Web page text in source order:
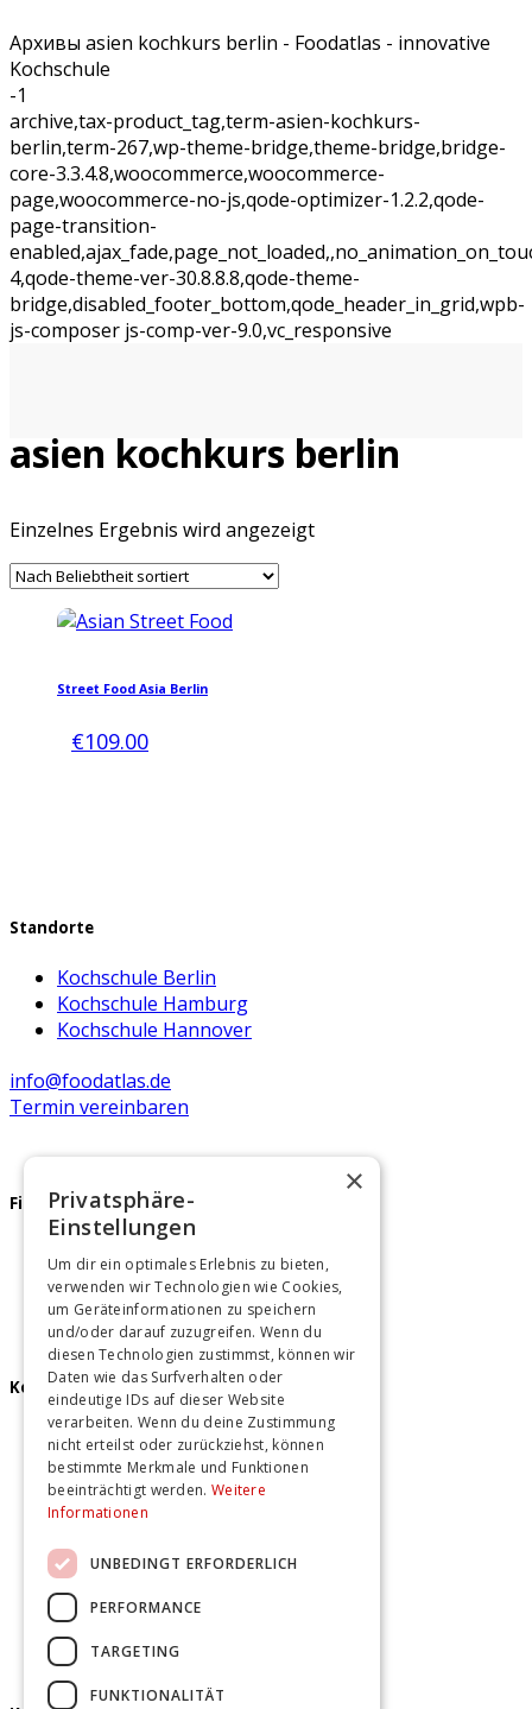
Архивы asien kochkurs berlin - Foodatlas - innovative
Kochschule
-1
archive,tax-product_tag,term-asien-kochkurs-
berlin,term-267,wp-theme-bridge,theme-bridge,bridge-
core-3.3.4.8,woocommerce,woocommerce-
page,woocommerce-no-js,qode-optimizer-1.2.2,qode-
page-transition-
4,qode-theme-ver-30.8.8.8,qode-theme-
bridge,disabled_footer_bottom,qode_header_in_grid,wpb-
js-composer js-comp-ver-9.0,vc_responsive
asien kochkurs berlin
Einzelnes Ergebnis wird angezeigt
weist
Varianten
Produktseite
werden
Street Food Asia Berlin
€109.00
Standorte
Kochschule Berlin
Kochschule Hamburg
Kochschule Hannover
info@foodatlas.de
Termin vereinbaren
Firmenfeier
Teamevents Berlin
Teamevents Hamburg
Teamevents Hannover
Kochkurse
Kochkurse Berlin
Kochkurse Hamburg
Kochkurse Hannover
×
Privatsphäre-
Einstellungen
Um dir ein optimales Erlebnis zu bieten,
verwenden wir Technologien wie Cookies,
um Geräteinformationen zu speichern
und/oder darauf zuzugreifen. Wenn du
diesen Technologien zustimmst, können wir
Daten wie das Surfverhalten oder
eindeutige IDs auf dieser Website
verarbeiten. Wenn du deine Zustimmung
nicht erteilst oder zurückziehst, können
bestimmte Merkmale und Funktionen
beeinträchtigt werden. Weitere
Informationen
UNBEDINGT ERFORDERLICH
PERFORMANCE
TARGETING
FUNKTIONALITÄT